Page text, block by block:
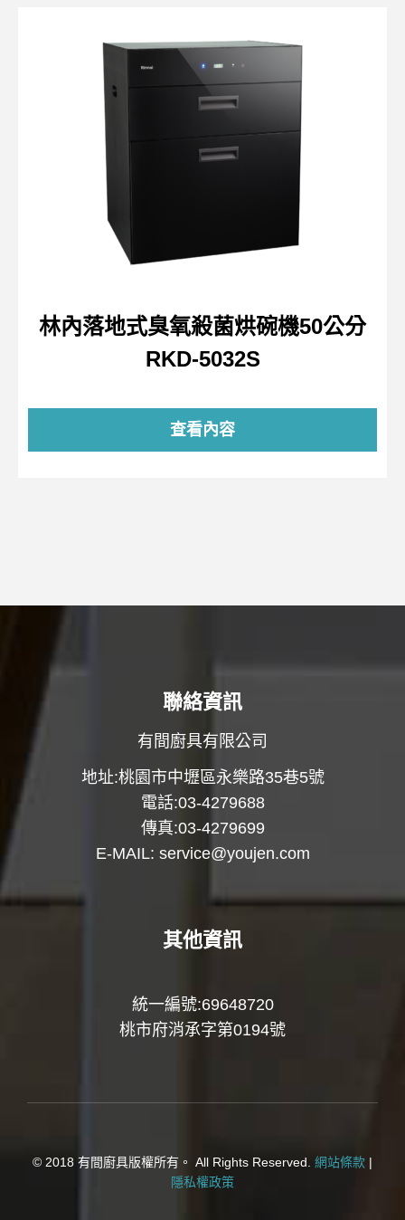
林內落地式臭氧殺菌烘碗機50公分
RKD-5032S
查看內容
聯絡資訊
有間廚具有限公司
地址:桃園市中壢區永樂路35巷5號
電話:03-4279688
傳真:03-4279699
E-MAIL: service@youjen.com
其他資訊
統一編號:69648720
桃市府消承字第0194號
© 2018 有間廚具版權所有。 All Rights Reserved. 網站條款 |
隱私權政策